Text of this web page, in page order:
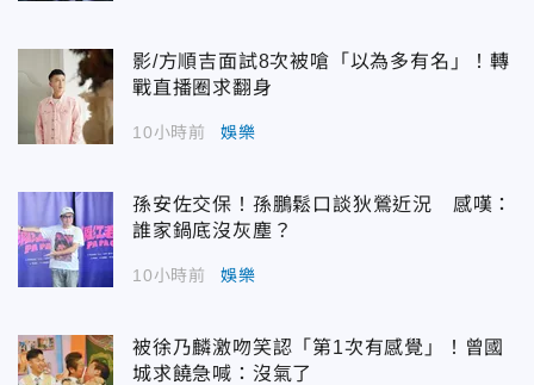
影/方順吉面試8次被嗆「以為多有名」！轉
戰直播圈求翻身
10小時前 娛樂
孫安佐交保！孫鵬鬆口談狄鶯近況 感嘆：
誰家鍋底沒灰塵？
10小時前 娛樂
被徐乃麟激吻笑認「第1次有感覺」！曾國
城求饒急喊：沒氣了